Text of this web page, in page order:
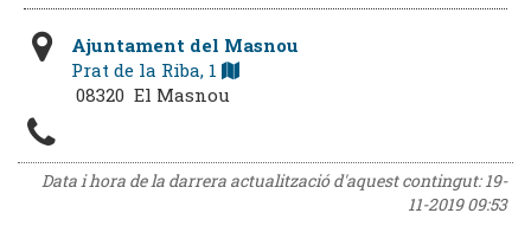
Ajuntament del Masnou
Prat de la Riba, 1
08320 El Masnou
Data i hora de la darrera actualització d'aquest contingut:19-
11-2019 09:53